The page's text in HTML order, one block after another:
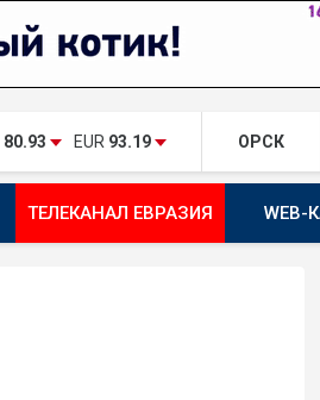
80.93 EUR 93.19 ОРСК
ТЕЛЕКАНАЛ ЕВРАЗИЯ
ОРЕНБУРГ -